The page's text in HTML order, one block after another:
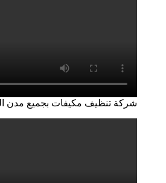
شركة تنظيف مكيفات بجميع مدن